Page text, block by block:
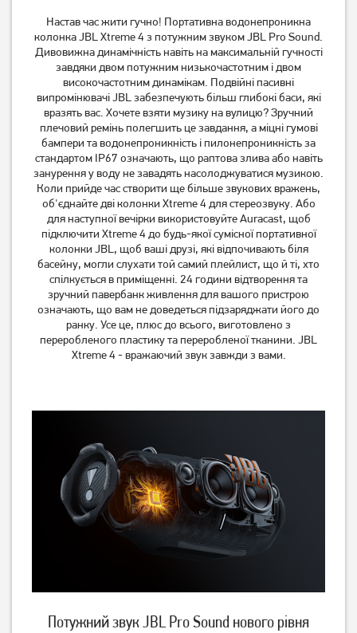
Акустична система Reca
AST-311G Grey
369грн
289грн
Акустична система JBL
Charge 5 Black
(JBLCHARGE5BLK)
6 499грн
Акустична система Pixus
грн
Акустична система JBL
28 689грн
Настав час жити гучно! Портативна водонепроникна
колонка JBL Xtreme 4 з потужним звуком JBL Pro Sound.
Дивовижна динамічність навіть на максимальній гучності
завдяки двом потужним низькочастотним і двом
високочастотним динамікам. Подвійні пасивні
випромінювачі JBL забезпечують більш глибокі баси, які
вразять вас. Хочете взяти музику на вулицю? Зручний
плечовий ремінь полегшить це завдання, а міцні гумові
бампери та водонепроникність і пилонепроникність за
стандартом IP67 означають, що раптова злива або навіть
занурення у воду не завадять насолоджуватися музикою.
Коли прийде час створити ще більше звукових вражень,
об'єднайте дві колонки Xtreme 4 для стереозвуку. Або
для наступної вечірки використовуйте Auracast, щоб
підключити Xtreme 4 до будь-якої сумісної портативної
колонки JBL, щоб ваші друзі, які відпочивають біля
басейну, могли слухати той самий плейлист, що й ті, хто
спілкується в приміщенні. 24 години відтворення та
зручний павербанк живлення для вашого пристрою
означають, що вам не доведеться підзаряджати його до
ранку. Усе це, плюс до всього, виготовлено з
переробленого пластику та переробленої тканини. JBL
Xtreme 4 - вражаючий звук завжди з вами.
Потужний звук JBL Pro Sound нового рівня